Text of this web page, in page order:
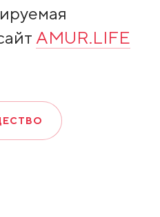
AMUR.LIFE